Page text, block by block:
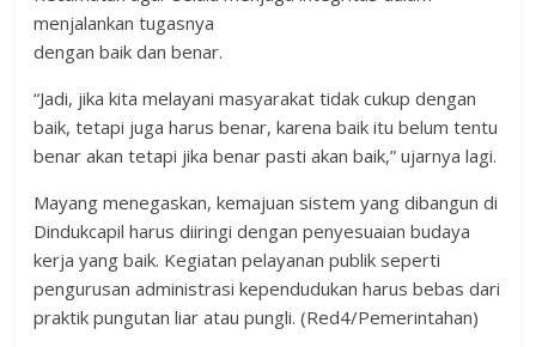
menjalankan tugasnya
dengan baik dan benar.
“Jadi, jika kita melayani masyarakat tidak cukup dengan
baik, tetapi juga harus benar, karena baik itu belum tentu
benar akan tetapi jika benar pasti akan baik,” ujarnya lagi.
Mayang menegaskan, kemajuan sistem yang dibangun di
Dindukcapil harus diiringi dengan penyesuaian budaya
kerja yang baik. Kegiatan pelayanan publik seperti
pengurusan administrasi kependudukan harus bebas dari
praktik pungutan liar atau pungli. (Red4/Pemerintahan)